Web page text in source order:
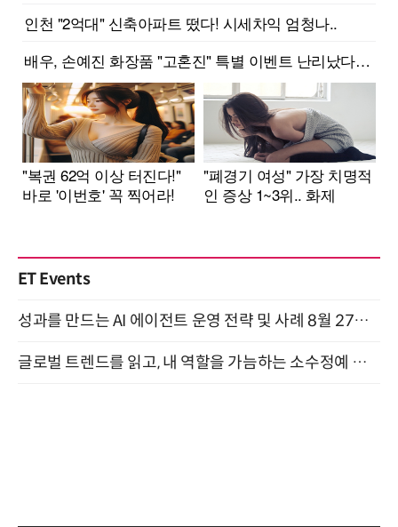
ET Events
성과를 만드는 AI 에이전트 운영 전략 및 사례 8월 27일 개최
글로벌 트렌드를 읽고, 내 역할을 가늠하는 소수정예 실습 워크숍 (8/28)